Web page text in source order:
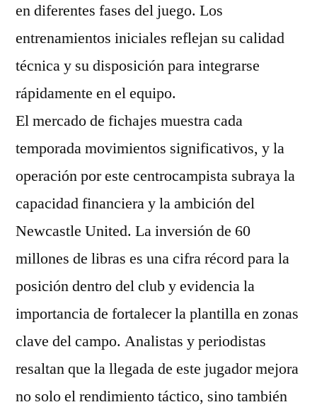
en diferentes fases del juego. Los
entrenamientos iniciales reflejan su calidad
técnica y su disposición para integrarse
rápidamente en el equipo.
El mercado de fichajes muestra cada
temporada movimientos significativos, y la
operación por este centrocampista subraya la
capacidad financiera y la ambición del
Newcastle United. La inversión de 60
millones de libras es una cifra récord para la
posición dentro del club y evidencia la
importancia de fortalecer la plantilla en zonas
clave del campo. Analistas y periodistas
resaltan que la llegada de este jugador mejora
no solo el rendimiento táctico, sino también